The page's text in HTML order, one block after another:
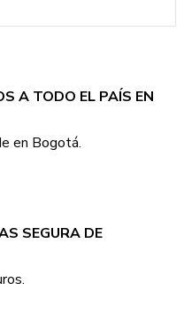
A TODO EL PAÍS EN
en Bogotá.
SEGURA DE